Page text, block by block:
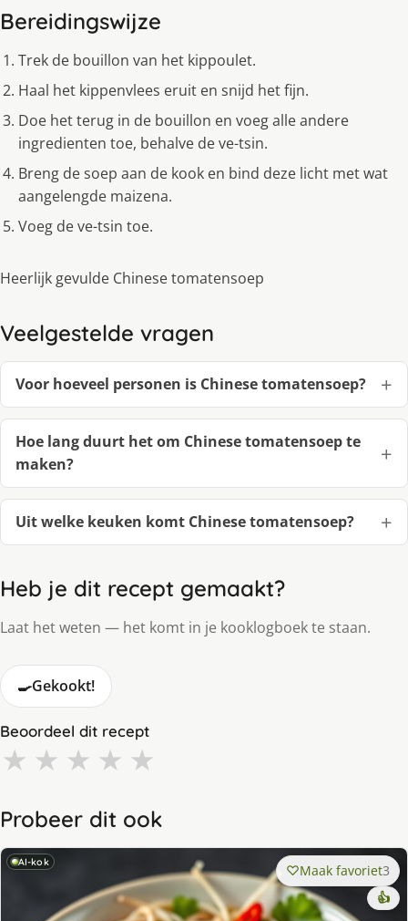
Bereidingswijze
Trek de bouillon van het kippoulet.
Haal het kippenvlees eruit en snijd het fijn.
Doe het terug in de bouillon en voeg alle andere
ingredienten toe, behalve de ve-tsin.
Breng de soep aan de kook en bind deze licht met wat
aangelengde maizena.
Voeg de ve-tsin toe.
Heerlijk gevulde Chinese tomatensoep
Veelgestelde vragen
Voor hoeveel personen is Chinese tomatensoep?
Hoe lang duurt het om Chinese tomatensoep te
maken?
Uit welke keuken komt Chinese tomatensoep?
Heb je dit recept gemaakt?
Laat het weten — het komt in je kooklogboek te staan.
🍳Gekookt!
Beoordeel dit recept
★ ★ ★ ★ ★
Probeer dit ook
AI-kok Maak favoriet3
👍